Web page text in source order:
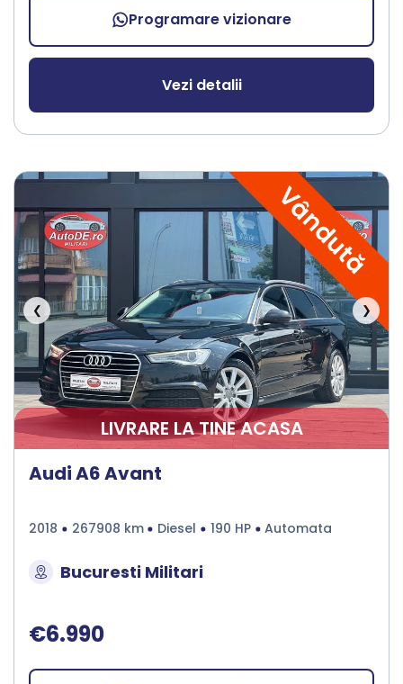
Programare vizionare
Vezi detalii
Vândută
❮ ❯
LIVRARE LA TINE ACASA
Audi A6 Avant
2018 267908 km Diesel 190 HP Automata
Bucuresti Militari
€6.990